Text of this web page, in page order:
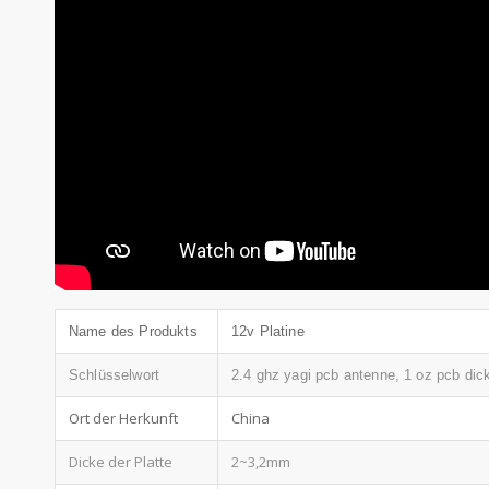
Name des Produkts 12v Platine
Schlüsselwort 2.4 ghz yagi pcb antenne, 1 oz pcb
Ort der Herkunft China
Dicke der Platte 2~3,2mm